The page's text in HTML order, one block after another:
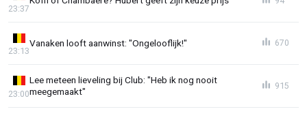
23:37
Vanaken looft aanwinst: "Ongelooflijk!"
23:13
670
Lee meteen lieveling bij Club: "Heb ik nog nooit
meegemaakt"
23:00
915